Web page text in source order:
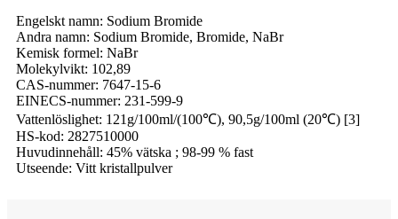
Engelskt namn: Sodium Bromide
Andra namn: Sodium Bromide, Bromide, NaBr
Kemisk formel: NaBr
Molekylvikt: 102,89
CAS-nummer: 7647-15-6
EINECS-nummer: 231-599-9
Vattenlöslighet: 121g/100ml/(100℃), 90,5g/100ml (20℃) [3]
HS-kod: 2827510000
Huvudinnehåll: 45% vätska ; 98-99 % fast
Utseende: Vitt kristallpulver